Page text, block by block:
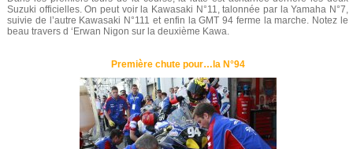
Suzuki officielles. On peut voir la Kawasaki N°11, talonnée par la Yamaha N°7,
suivie de l’autre Kawasaki N°111 et enfin la GMT 94 ferme la marche. Notez le
beau travers d ‘Erwan Nigon sur la deuxième Kawa.
Première chute pour…la N°94